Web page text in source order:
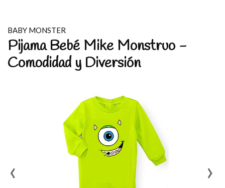
BABY MONSTER
Pijama Bebé Mike Monstruo -
Comodidad y Diversión
‹ ›